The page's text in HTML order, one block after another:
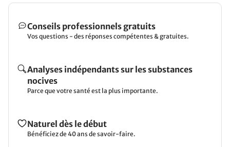
Conseils professionnels gratuits
Vos questions - des réponses compétentes & gratuites.
Analyses indépendants sur les substances
nocives
Parce que votre santé est la plus importante.
Naturel dès le début
Bénéficiez de 40 ans de savoir-faire.